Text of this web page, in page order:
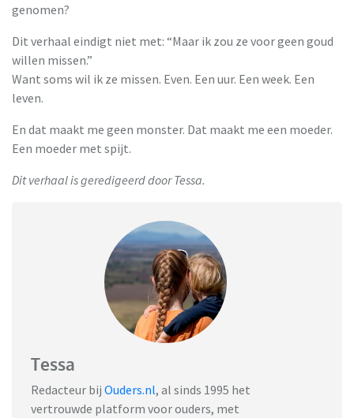
genomen?
Dit verhaal eindigt niet met: “Maar ik zou ze voor geen goud
willen missen.”
Want soms wil ik ze missen. Even. Een uur. Een week. Een
leven.
En dat maakt me geen monster. Dat maakt me een moeder.
Een moeder met spijt.
Dit verhaal is geredigeerd door Tessa.
Tessa
Redacteur bij Ouders.nl, al sinds 1995 het
vertrouwde platform voor ouders, met